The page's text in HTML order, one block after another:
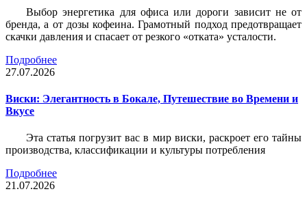
Выбор энергетика для офиса или дороги зависит не от
бренда, а от дозы кофеина. Грамотный подход предотвращает
скачки давления и спасает от резкого «отката» усталости.
Подробнее
27.07.2026
Виски: Элегантность в Бокале, Путешествие во Времени и
Вкусе
Эта статья погрузит вас в мир виски, раскроет его тайны
производства, классификации и культуры потребления
Подробнее
21.07.2026